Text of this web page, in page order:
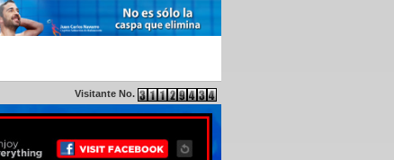
Visitante No.